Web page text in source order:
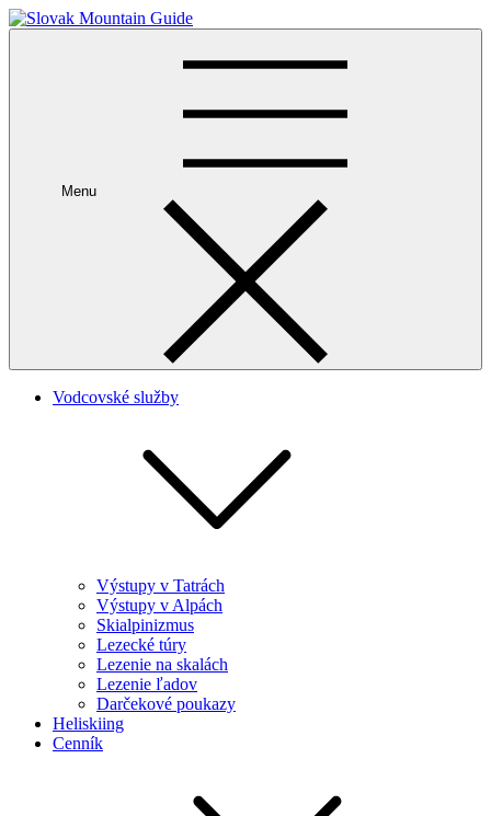
Skip
to
Menu
Vodcovské služby
Výstupy v Tatrách
Výstupy v Alpách
Skialpinizmus
Lezecké túry
Lezenie na skalách
Lezenie ľadov
Darčekové poukazy
Heliskiing
Cenník